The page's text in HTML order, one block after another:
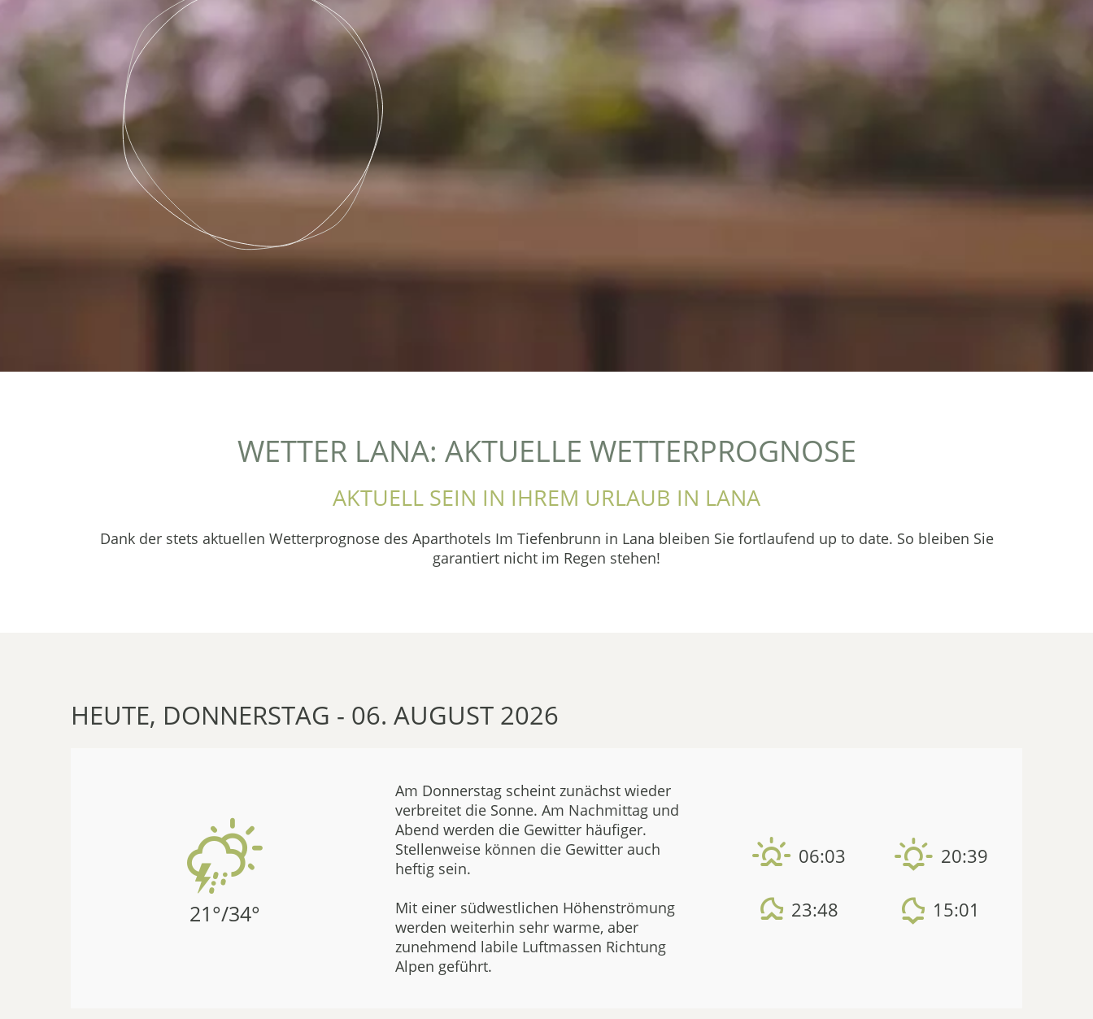
WETTER LANA: AKTUELLE WETTERPROGNOSE
AKTUELL SEIN IN IHREM URLAUB IN LANA
Dank der stets aktuellen Wetterprognose des Aparthotels Im Tiefenbrunn in Lana bleiben Sie fortlaufend up to date. So bleiben Sie
garantiert nicht im Regen stehen!
HEUTE, DONNERSTAG - 06. AUGUST 2026
21°/34°
Am Donnerstag scheint zunächst wieder
verbreitet die Sonne. Am Nachmittag und
Abend werden die Gewitter häufiger.
Stellenweise können die Gewitter auch
heftig sein.
Mit einer südwestlichen Höhenströmung
werden weiterhin sehr warme, aber
zunehmend labile Luftmassen Richtung
Alpen geführt.
06:03 20:39
23:48 15:01